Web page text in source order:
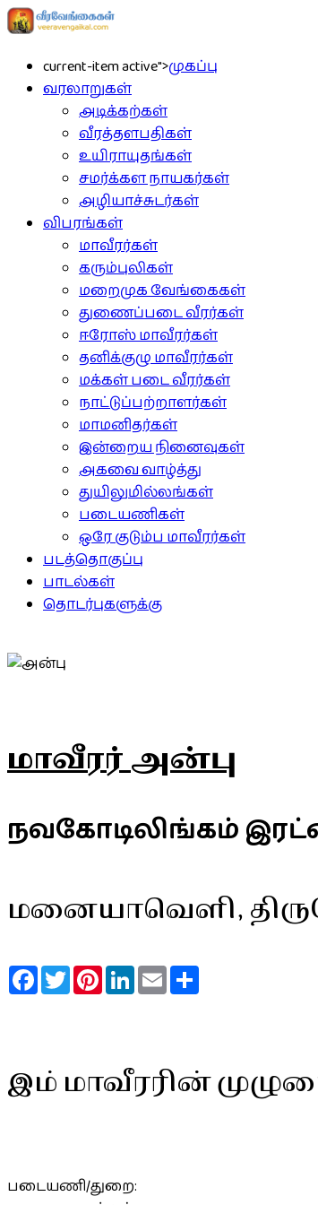
current-item active">முகப்பு
வரலாறுகள்
அடிக்கற்கள்
வீரத்தளபதிகள்
உயிராயுதங்கள்
சமர்க்கள நாயகர்கள்
அழியாச்சுடர்கள்
விபரங்கள்
மாவீரர்கள்
கரும்புலிகள்
மறைமுக வேங்கைகள்
துணைப்படை வீரர்கள்
ஈரோஸ் மாவீரர்கள்
தனிக்குழு மாவீரர்கள்
மக்கள் படை வீரர்கள்
நாட்டுப்பற்றாளர்கள்
மாமனிதர்கள்
இன்றைய நினைவுகள்
அகவை வாழ்த்து
துயிலுமில்லங்கள்
படையணிகள்
ஒரே குடும்ப மாவீரர்கள்
படத்தொகுப்பு
பாடல்கள்
தொடர்புகளுக்கு
மாவீரர் அன்பு
நவகோடிலிங்கம்
மனையாவெளி,
FacebookTwitterPinterestLinkedInEmail
இம் மாவீரரின்
படையணி/துறை: